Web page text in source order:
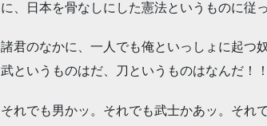
に、日本を骨なしにした憲法というものに従
諸君のなかに、一人でも俺といっしょに起つ
武というものはだ、刀というものはなんだ！！
それでも男かッ。それでも武士かあッ。それ